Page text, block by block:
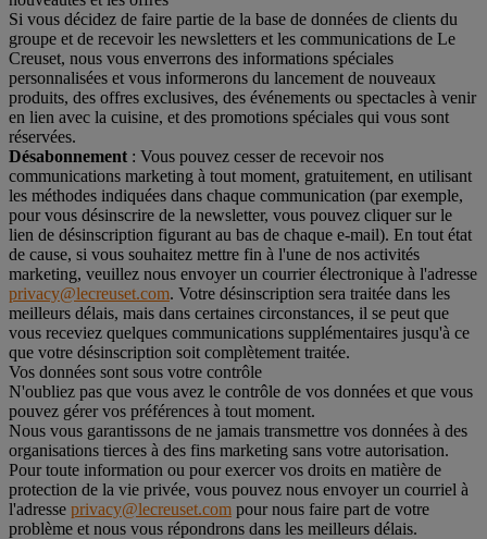
Si vous décidez de faire partie de la base de données de clients du
groupe et de recevoir les newsletters et les communications de Le
Creuset, nous vous enverrons des informations spéciales
personnalisées et vous informerons du lancement de nouveaux
produits, des offres exclusives, des événements ou spectacles à venir
en lien avec la cuisine, et des promotions spéciales qui vous sont
réservées.
Désabonnement : Vous pouvez cesser de recevoir nos
communications marketing à tout moment, gratuitement, en utilisant
les méthodes indiquées dans chaque communication (par exemple,
pour vous désinscrire de la newsletter, vous pouvez cliquer sur le
lien de désinscription figurant au bas de chaque e-mail). En tout état
de cause, si vous souhaitez mettre fin à l'une de nos activités
marketing, veuillez nous envoyer un courrier électronique à l'adresse
privacy@lecreuset.com. Votre désinscription sera traitée dans les
meilleurs délais, mais dans certaines circonstances, il se peut que
vous receviez quelques communications supplémentaires jusqu'à ce
que votre désinscription soit complètement traitée.
Vos données sont sous votre contrôle
N'oubliez pas que vous avez le contrôle de vos données et que vous
pouvez gérer vos préférences à tout moment.
Nous vous garantissons de ne jamais transmettre vos données à des
organisations tierces à des fins marketing sans votre autorisation.
Pour toute information ou pour exercer vos droits en matière de
protection de la vie privée, vous pouvez nous envoyer un courriel à
l'adresse privacy@lecreuset.com pour nous faire part de votre
problème et nous vous répondrons dans les meilleurs délais.